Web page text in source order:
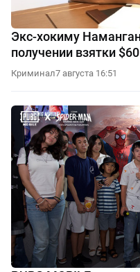
Экс-хокиму
получении взятки
Криминал7 августа 16:51